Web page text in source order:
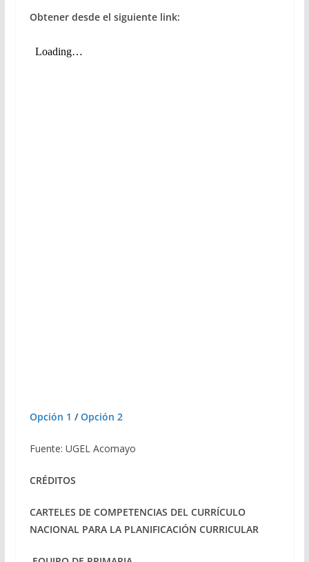
Obtener desde el siguiente link:
Opción 1 /Opción 2
Fuente: UGEL Acomayo
CRÉDITOS
CARTELES DE COMPETENCIAS DEL CURRÍCULO
NACIONAL PARA LA PLANIFICACIÓN CURRICULAR